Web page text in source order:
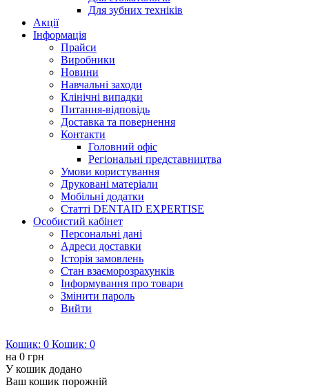
Для зубних техніків
Акції
Інформація
Прайси
Виробники
Новини
Навчальні заходи
Клінічні випадки
Питання-відповідь
Доставка та повернення
Контакти
Головний офіс
Регіональні представництва
Умови користування
Друковані матеріали
Мобільні додатки
Статті DENTAID EXPERTISE
Особистий кабінет
Персональні дані
Адреси доставки
Історія замовлень
Стан взаєморозрахунків
Інформування про товари
Змінити пароль
Вийти
Кошик: 0 Кошик: 0
на 0 грн
У кошик додано
Ваш кошик порожній